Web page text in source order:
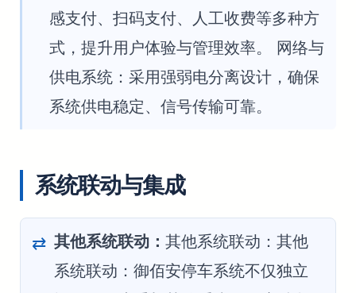
感支付、扫码支付、人工收费等多种方
式，提升用户体验与管理效率。 网络与
供电系统：采用强弱电分离设计，确保
系统供电稳定、信号传输可靠。
系统联动与集成
其他系统联动： 其他系统联动：其他
系统联动：御佰安停车系统不仅独立